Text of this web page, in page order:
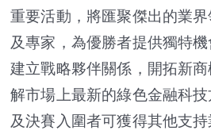
重要活動，將匯聚傑出的業
及專家，為優勝者提供獨特機
建立戰略夥伴關係，開拓新
解市場上最新的綠色金融科
及決賽入圍者可獲得其他支